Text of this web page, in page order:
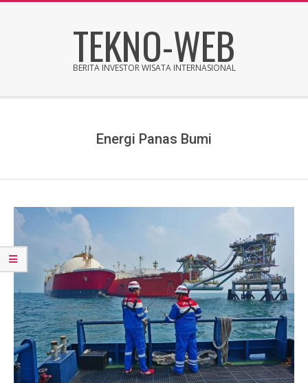
TEKNO-WEB
BERITA INVESTOR WISATA INTERNASIONAL
Energi Panas Bumi